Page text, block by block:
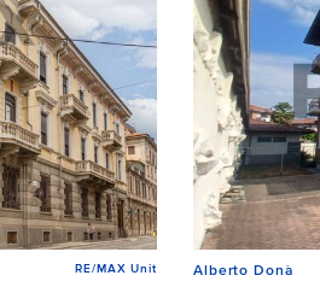
RE/MAX Unit Alberto Donà